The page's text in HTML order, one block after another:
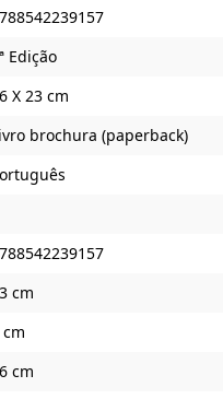
Edição
X 23 cm
brochura (paperback)
cm
cm
cm